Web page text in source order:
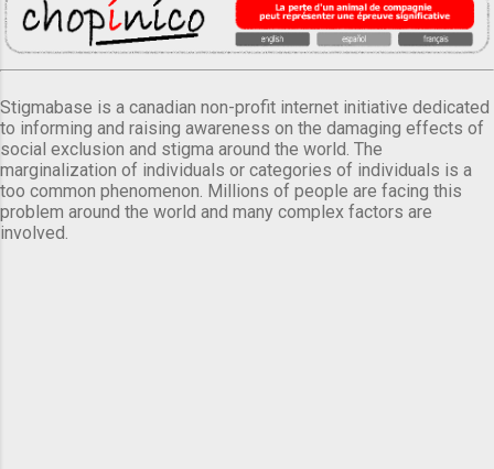
Stigmabase is a canadian non-profit internet initiative dedicated
to informing and raising awareness on the damaging effects of
social exclusion and stigma around the world. The
marginalization of individuals or categories of individuals is a
too common phenomenon. Millions of people are facing this
problem around the world and many complex factors are
involved.